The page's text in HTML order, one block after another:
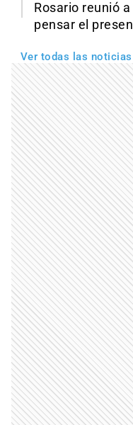
Rosario reunió
pensar el
Ver todas las noticias